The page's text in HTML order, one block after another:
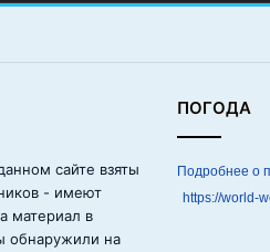
сайте взяты
- имеют
материал в
обнаружили на
ПОГОДА
https://world-